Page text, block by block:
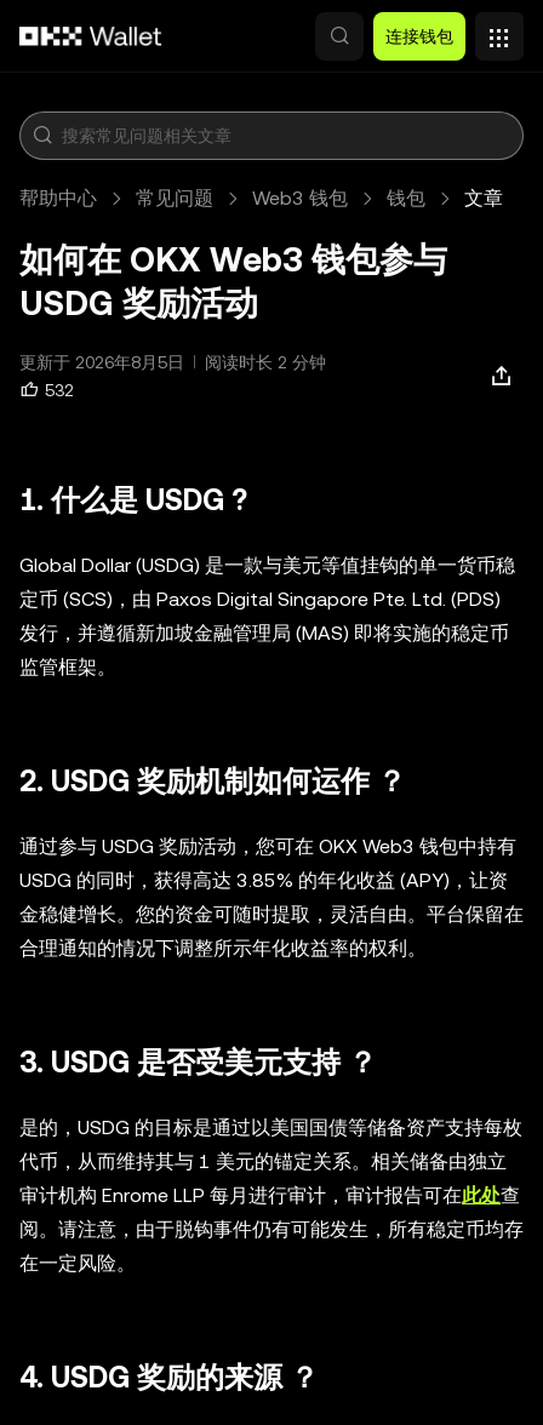
连接钱包
帮助中心 常见问题 Web3 钱包 钱包 文章
如何在 OKX Web3 钱包参与
USDG 奖励活动
更新于 2026年8月5日
阅读时长 2 分钟
532
1. 什么是 USDG ?
Global Dollar (USDG) 是一款与美元等值挂钩的单一货币稳
定币 (SCS)，由 Paxos Digital Singapore Pte. Ltd. (PDS)
发行，并遵循新加坡金融管理局 (MAS) 即将实施的稳定币
监管框架。
2. USDG 奖励机制如何运作 ？
通过参与 USDG 奖励活动，您可在 OKX Web3 钱包中持有
USDG 的同时，获得高达 3.85% 的年化收益 (APY)，让资
金稳健增长。您的资金可随时提取，灵活自由。平台保留在
合理通知的情况下调整所示年化收益率的权利。
3. USDG 是否受美元支持 ？
是的，USDG 的目标是通过以美国国债等储备资产支持每枚
代币，从而维持其与 1 美元的锚定关系。相关储备由独立
审计机构 Enrome LLP 每月进行审计，审计报告可在此处查
阅。请注意，由于脱钩事件仍有可能发生，所有稳定币均存
在一定风险。
4. USDG 奖励的来源 ？